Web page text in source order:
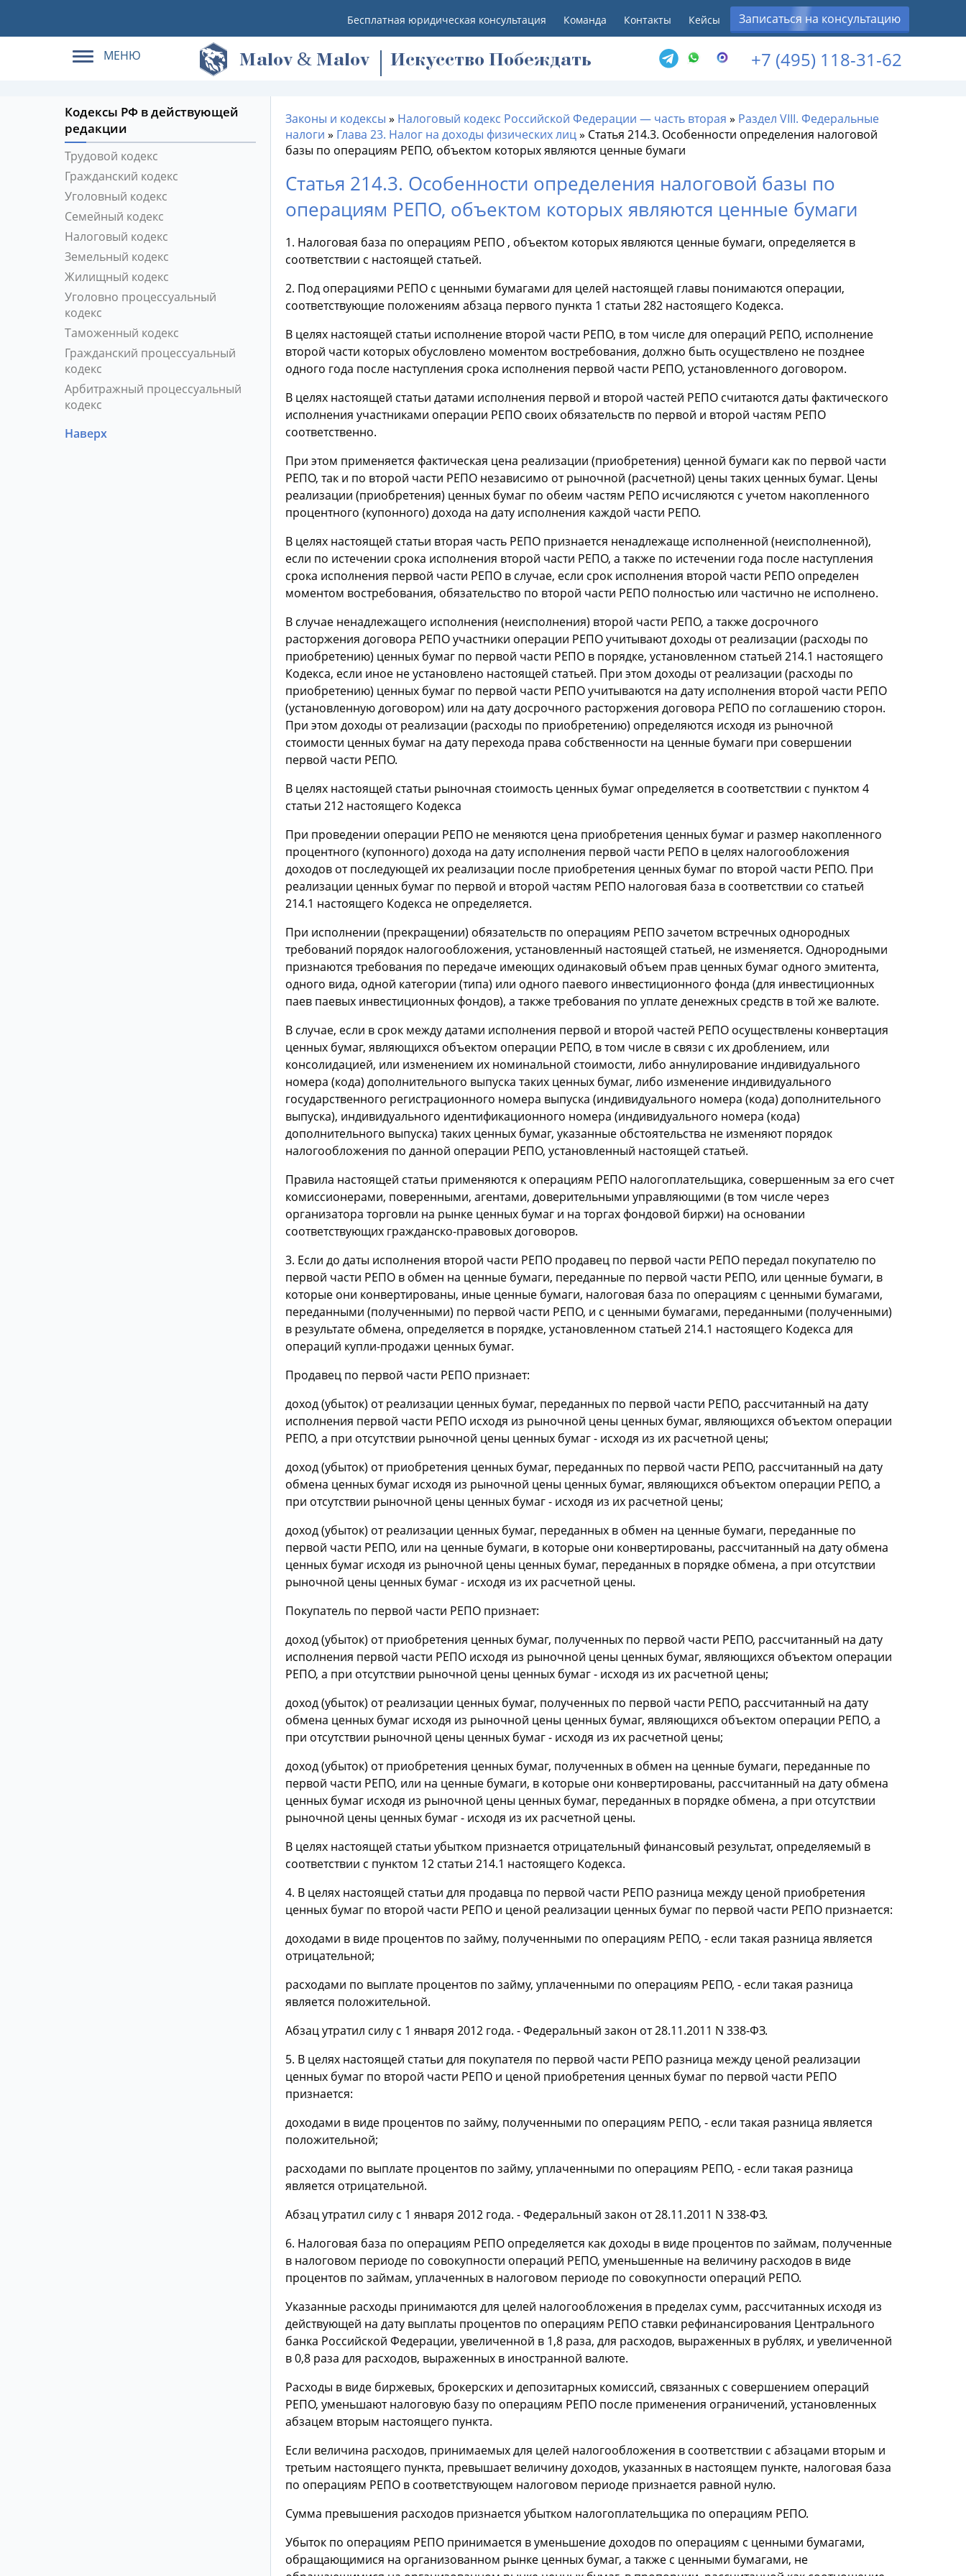
Бесплатная юридическая консультация Команда Контакты Кейсы Записаться на консультацию
МЕНЮ Malov & Malov Искусство Побеждать +7 (495) 118-31-62
Кодексы РФ в действующей
редакции
Трудовой кодекс
Гражданский кодекс
Уголовный кодекс
Семейный кодекс
Налоговый кодекс
Земельный кодекс
Жилищный кодекс
Уголовно процессуальный
кодекс
Таможенный кодекс
Гражданский процессуальный
кодекс
Арбитражный процессуальный
кодекс
Наверх
Законы и кодексы » Налоговый кодекс Российской Федерации — часть вторая » Раздел VIII. Федеральные
налоги » Глава 23. Налог на доходы физических лиц» Статья 214.3. Особенности определения налоговой
базы по операциям РЕПО, объектом которых являются ценные бумаги
Статья 214.3. Особенности определения налоговой базы по
операциям РЕПО, объектом которых являются ценные бумаги
1. Налоговая база по операциям РЕПО , объектом которых являются ценные бумаги, определяется в
соответствии с настоящей статьей.
2. Под операциями РЕПО с ценными бумагами для целей настоящей главы понимаются операции,
соответствующие положениям абзаца первого пункта 1 статьи 282 настоящего Кодекса.
В целях настоящей статьи исполнение второй части РЕПО, в том числе для операций РЕПО, исполнение
второй части которых обусловлено моментом востребования, должно быть осуществлено не позднее
одного года после наступления срока исполнения первой части РЕПО, установленного договором.
В целях настоящей статьи датами исполнения первой и второй частей РЕПО считаются даты фактического
исполнения участниками операции РЕПО своих обязательств по первой и второй частям РЕПО
соответственно.
При этом применяется фактическая цена реализации (приобретения) ценной бумаги как по первой части
РЕПО, так и по второй части РЕПО независимо от рыночной (расчетной) цены таких ценных бумаг. Цены
реализации (приобретения) ценных бумаг по обеим частям РЕПО исчисляются с учетом накопленного
процентного (купонного) дохода на дату исполнения каждой части РЕПО.
В целях настоящей статьи вторая часть РЕПО признается ненадлежаще исполненной (неисполненной),
если по истечении срока исполнения второй части РЕПО, а также по истечении года после наступления
срока исполнения первой части РЕПО в случае, если срок исполнения второй части РЕПО определен
моментом востребования, обязательство по второй части РЕПО полностью или частично не исполнено.
В случае ненадлежащего исполнения (неисполнения) второй части РЕПО, а также досрочного
расторжения договора РЕПО участники операции РЕПО учитывают доходы от реализации (расходы по
приобретению) ценных бумаг по первой части РЕПО в порядке, установленном статьей 214.1 настоящего
Кодекса, если иное не установлено настоящей статьей. При этом доходы от реализации (расходы по
приобретению) ценных бумаг по первой части РЕПО учитываются на дату исполнения второй части РЕПО
(установленную договором) или на дату досрочного расторжения договора РЕПО по соглашению сторон.
При этом доходы от реализации (расходы по приобретению) определяются исходя из рыночной
стоимости ценных бумаг на дату перехода права собственности на ценные бумаги при совершении
первой части РЕПО.
В целях настоящей статьи рыночная стоимость ценных бумаг определяется в соответствии с пунктом 4
статьи 212 настоящего Кодекса
При проведении операции РЕПО не меняются цена приобретения ценных бумаг и размер накопленного
процентного (купонного) дохода на дату исполнения первой части РЕПО в целях налогообложения
доходов от последующей их реализации после приобретения ценных бумаг по второй части РЕПО. При
реализации ценных бумаг по первой и второй частям РЕПО налоговая база в соответствии со статьей
214.1 настоящего Кодекса не определяется.
При исполнении (прекращении) обязательств по операциям РЕПО зачетом встречных однородных
требований порядок налогообложения, установленный настоящей статьей, не изменяется. Однородными
признаются требования по передаче имеющих одинаковый объем прав ценных бумаг одного эмитента,
одного вида, одной категории (типа) или одного паевого инвестиционного фонда (для инвестиционных
паев паевых инвестиционных фондов), а также требования по уплате денежных средств в той же валюте.
В случае, если в срок между датами исполнения первой и второй частей РЕПО осуществлены конвертация
ценных бумаг, являющихся объектом операции РЕПО, в том числе в связи с их дроблением, или
консолидацией, или изменением их номинальной стоимости, либо аннулирование индивидуального
номера (кода) дополнительного выпуска таких ценных бумаг, либо изменение индивидуального
государственного регистрационного номера выпуска (индивидуального номера (кода) дополнительного
выпуска), индивидуального идентификационного номера (индивидуального номера (кода)
дополнительного выпуска) таких ценных бумаг, указанные обстоятельства не изменяют порядок
налогообложения по данной операции РЕПО, установленный настоящей статьей.
Правила настоящей статьи применяются к операциям РЕПО налогоплательщика, совершенным за его счет
комиссионерами, поверенными, агентами, доверительными управляющими (в том числе через
организатора торговли на рынке ценных бумаг и на торгах фондовой биржи) на основании
соответствующих гражданско-правовых договоров.
3. Если до даты исполнения второй части РЕПО продавец по первой части РЕПО передал покупателю по
первой части РЕПО в обмен на ценные бумаги, переданные по первой части РЕПО, или ценные бумаги, в
которые они конвертированы, иные ценные бумаги, налоговая база по операциям с ценными бумагами,
переданными (полученными) по первой части РЕПО, и с ценными бумагами, переданными (полученными)
в результате обмена, определяется в порядке, установленном статьей 214.1 настоящего Кодекса для
операций купли-продажи ценных бумаг.
Продавец по первой части РЕПО признает:
доход (убыток) от реализации ценных бумаг, переданных по первой части РЕПО, рассчитанный на дату
исполнения первой части РЕПО исходя из рыночной цены ценных бумаг, являющихся объектом операции
РЕПО, а при отсутствии рыночной цены ценных бумаг - исходя из их расчетной цены;
доход (убыток) от приобретения ценных бумаг, переданных по первой части РЕПО, рассчитанный на дату
обмена ценных бумаг исходя из рыночной цены ценных бумаг, являющихся объектом операции РЕПО, а
при отсутствии рыночной цены ценных бумаг - исходя из их расчетной цены;
доход (убыток) от реализации ценных бумаг, переданных в обмен на ценные бумаги, переданные по
первой части РЕПО, или на ценные бумаги, в которые они конвертированы, рассчитанный на дату обмена
ценных бумаг исходя из рыночной цены ценных бумаг, переданных в порядке обмена, а при отсутствии
рыночной цены ценных бумаг - исходя из их расчетной цены.
Покупатель по первой части РЕПО признает:
доход (убыток) от приобретения ценных бумаг, полученных по первой части РЕПО, рассчитанный на дату
исполнения первой части РЕПО исходя из рыночной цены ценных бумаг, являющихся объектом операции
РЕПО, а при отсутствии рыночной цены ценных бумаг - исходя из их расчетной цены;
доход (убыток) от реализации ценных бумаг, полученных по первой части РЕПО, рассчитанный на дату
обмена ценных бумаг исходя из рыночной цены ценных бумаг, являющихся объектом операции РЕПО, а
при отсутствии рыночной цены ценных бумаг - исходя из их расчетной цены;
доход (убыток) от приобретения ценных бумаг, полученных в обмен на ценные бумаги, переданные по
первой части РЕПО, или на ценные бумаги, в которые они конвертированы, рассчитанный на дату обмена
ценных бумаг исходя из рыночной цены ценных бумаг, переданных в порядке обмена, а при отсутствии
рыночной цены ценных бумаг - исходя из их расчетной цены.
В целях настоящей статьи убытком признается отрицательный финансовый результат, определяемый в
соответствии с пунктом 12 статьи 214.1 настоящего Кодекса.
4. В целях настоящей статьи для продавца по первой части РЕПО разница между ценой приобретения
ценных бумаг по второй части РЕПО и ценой реализации ценных бумаг по первой части РЕПО признается:
доходами в виде процентов по займу, полученными по операциям РЕПО, - если такая разница является
отрицательной;
расходами по выплате процентов по займу, уплаченными по операциям РЕПО, - если такая разница
является положительной.
Абзац утратил силу с 1 января 2012 года. - Федеральный закон от 28.11.2011 N 338-ФЗ.
5. В целях настоящей статьи для покупателя по первой части РЕПО разница между ценой реализации
ценных бумаг по второй части РЕПО и ценой приобретения ценных бумаг по первой части РЕПО
признается:
доходами в виде процентов по займу, полученными по операциям РЕПО, - если такая разница является
положительной;
расходами по выплате процентов по займу, уплаченными по операциям РЕПО, - если такая разница
является отрицательной.
Абзац утратил силу с 1 января 2012 года. - Федеральный закон от 28.11.2011 N 338-ФЗ.
6. Налоговая база по операциям РЕПО определяется как доходы в виде процентов по займам, полученные
в налоговом периоде по совокупности операций РЕПО, уменьшенные на величину расходов в виде
процентов по займам, уплаченных в налоговом периоде по совокупности операций РЕПО.
Указанные расходы принимаются для целей налогообложения в пределах сумм, рассчитанных исходя из
действующей на дату выплаты процентов по операциям РЕПО ставки рефинансирования Центрального
банка Российской Федерации, увеличенной в 1,8 раза, для расходов, выраженных в рублях, и увеличенной
в 0,8 раза для расходов, выраженных в иностранной валюте.
Расходы в виде биржевых, брокерских и депозитарных комиссий, связанных с совершением операций
РЕПО, уменьшают налоговую базу по операциям РЕПО после применения ограничений, установленных
абзацем вторым настоящего пункта.
Если величина расходов, принимаемых для целей налогообложения в соответствии с абзацами вторым и
третьим настоящего пункта, превышает величину доходов, указанных в настоящем пункте, налоговая база
по операциям РЕПО в соответствующем налоговом периоде признается равной нулю.
Сумма превышения расходов признается убытком налогоплательщика по операциям РЕПО.
Убыток по операциям РЕПО принимается в уменьшение доходов по операциям с ценными бумагами,
обращающимися на организованном рынке ценных бумаг, а также с ценными бумагами, не